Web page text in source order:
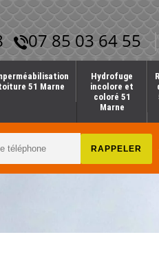
07 85 03 64 55
51 Marne
Hydrofuge
incolore et
coloré 51
Marne